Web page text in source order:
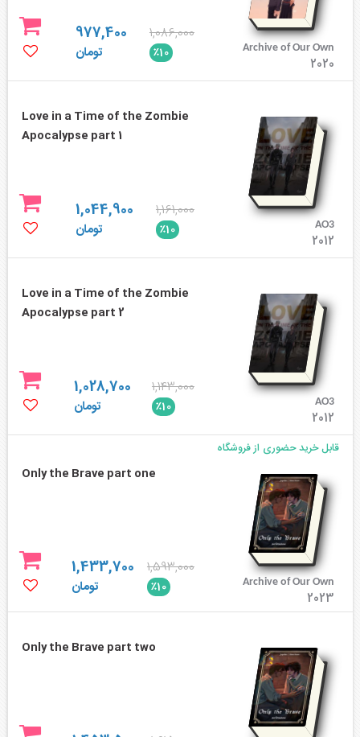
Archive of Our Own
2020
1,086,000
٪10
977,400
تومان
Love in a Time of the Zombie
Apocalypse part 1
AO3
2012
1,161,000
٪10
1,044,900
تومان
Love in a Time of the Zombie
Apocalypse part 2
AO3
2012
1,143,000
٪10
1,028,700
تومان
قابل خرید حضوری از فروشگاه
Only the Brave part one
Archive of Our Own
2023
1,593,000
٪10
1,433,700
تومان
Only the Brave part two